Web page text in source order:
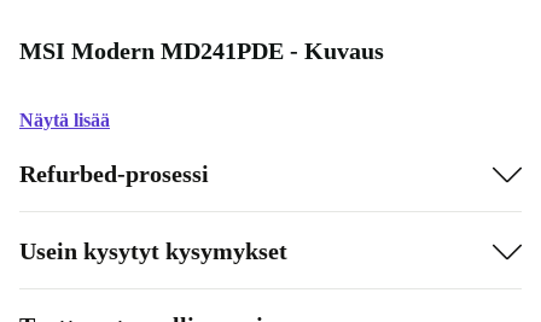
MSI Modern MD241PDE - Kuvaus
Näytä lisää
Refurbed-prosessi
Usein kysytyt kysymykset